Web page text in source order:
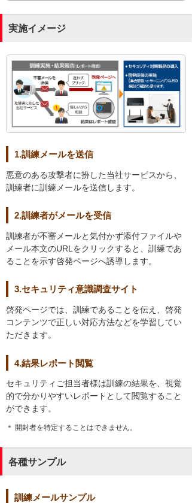
実施イメージ
1.訓練メールを送信
悪意のある攻撃者に扮した当社サービスから、
訓練者に訓練メールを送信します。
2.訓練者がメールを受信
訓練者が不審メールと気付かず添付ファイルや
メール本文のURLをクリックすると、訓練であ
ることを示す啓発ページへ誘導します。
3.セキュリティ意識調査サイト
啓発ページでは、訓練であることを伝え、啓発
コンテンツで正しい対応方法などを学習してい
ただきます。
4.結果レポート閲覧
セキュリティご担当者様は訓練の結果を、視覚
的で分かりやすいレポートとして閲覧すること
ができます。
＊ 開封者を特定することはできません。
各種サンプル
訓練メールサンプル